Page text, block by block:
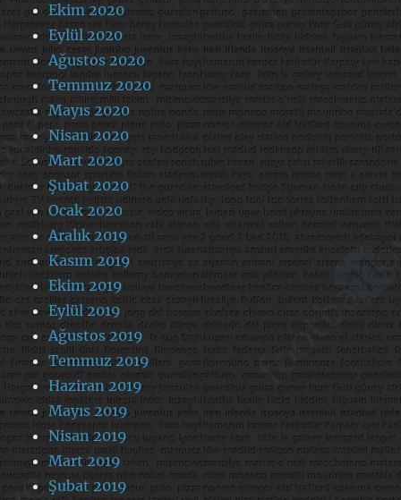
Ekim 2020
Eylül 2020
Ağustos 2020
Temmuz 2020
Mayıs 2020
Nisan 2020
Mart 2020
Şubat 2020
Ocak 2020
Aralık 2019
Kasım 2019
Ekim 2019
Eylül 2019
Ağustos 2019
Temmuz 2019
Haziran 2019
Mayıs 2019
Nisan 2019
Mart 2019
Şubat 2019